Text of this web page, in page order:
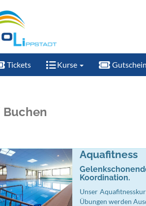
Tickets Kurse
Buchen
Aquafitness
Koordination.
Unser
Übungen werden